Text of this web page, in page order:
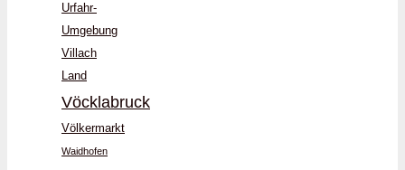
Urfahr-
Umgebung
Villach
Land
Vöcklabruck
Völkermarkt
Waidhofen